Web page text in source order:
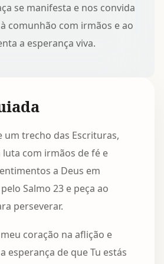
se manifesta e nos convida
comunhão com irmãos e ao
a esperança viva.
um trecho das Escrituras,
com irmãos de fé e
a Deus em
Salmo 23 e peça ao
perseverar.
coração na aflição e
esperança de que Tu estás